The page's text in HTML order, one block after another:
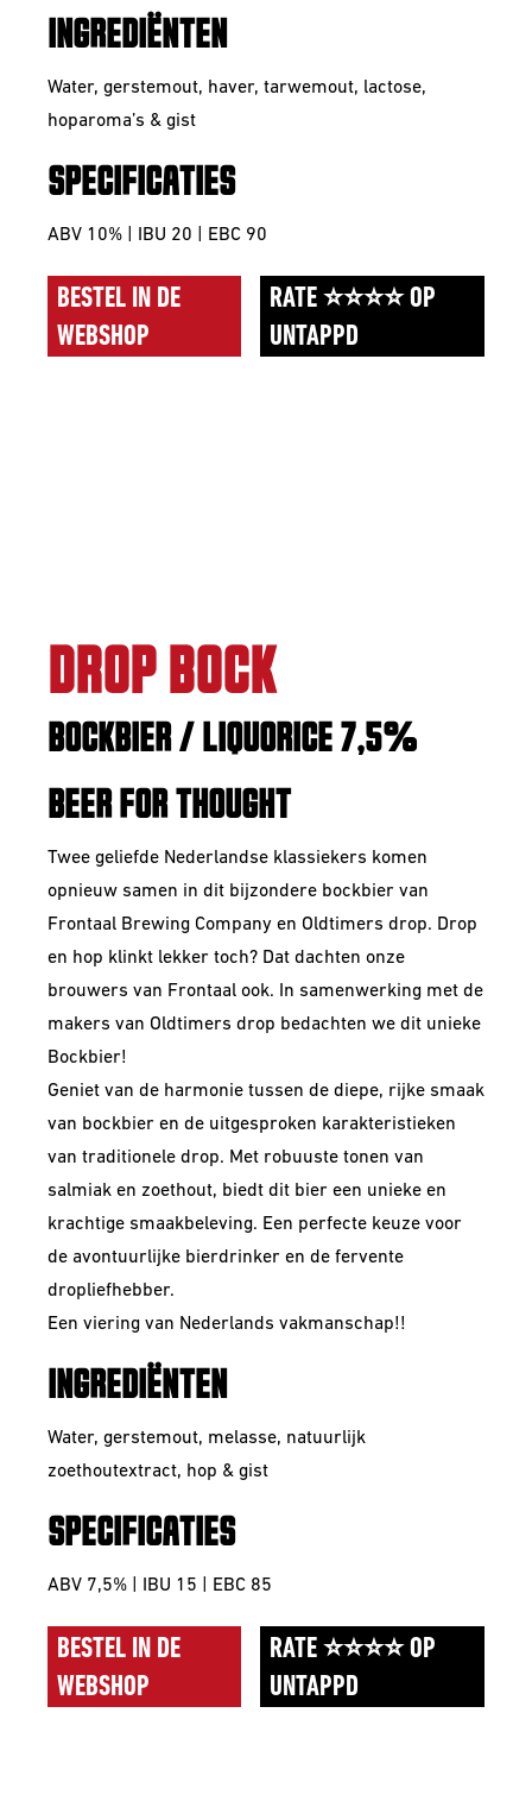
INGREDIËNTEN
Water, gerstemout, haver, tarwemout, lactose,
hoparoma’s & gist
SPECIFICATIES
ABV 10% | IBU 20 | EBC 90
BESTEL IN DE
WEBSHOP
RATE ⭐⭐⭐⭐ OP
UNTAPPD
DROP BOCK
BOCKBIER / LIQUORICE 7,5%
BEER FOR THOUGHT
Twee geliefde Nederlandse klassiekers komen
opnieuw samen in dit bijzondere bockbier van
Frontaal Brewing Company en Oldtimers drop. Drop
en hop klinkt lekker toch? Dat dachten onze
brouwers van Frontaal ook. In samenwerking met de
makers van Oldtimers drop bedachten we dit unieke
Bockbier!
Geniet van de harmonie tussen de diepe, rijke smaak
van bockbier en de uitgesproken karakteristieken
van traditionele drop. Met robuuste tonen van
salmiak en zoethout, biedt dit bier een unieke en
krachtige smaakbeleving. Een perfecte keuze voor
de avontuurlijke bierdrinker en de fervente
dropliefhebber.
Een viering van Nederlands vakmanschap!!
INGREDIËNTEN
Water, gerstemout, melasse, natuurlijk
zoethoutextract, hop & gist
SPECIFICATIES
ABV 7,5% | IBU 15 | EBC 85
BESTEL IN DE
WEBSHOP
RATE ⭐⭐⭐⭐ OP
UNTAPPD